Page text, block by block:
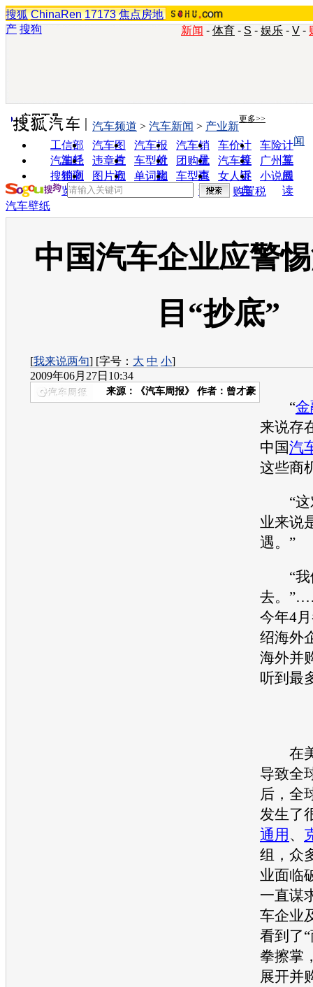
搜狐 ChinaRen 17173 焦点房地
产 搜狗 新闻 - 体育 - S - 娱乐 - V -
实用工具 更多>>
工信部
油耗
汽车图
片
汽车报
价
汽车销
量
车价计
算
车险计
算
汽车经
销商
违章查
询
车型对
比
团购优
惠
汽车投
诉
广州车
展
搜狗浏
览器
图片欣
赏
单词翻
车型查
询
女人宝
典
小说阅
读
汽车频道 > 汽车新闻 > 产业新
闻
购置税
汽车壁纸
中国汽车企业应警
目“抄底”
[我来说两句] [字号： 大 中 小]
2009年06月27日10:34
来源： 《汽车周报》 作者：曾才豪
“
来说存
中国汽
这些商
“这
业来说
遇。”
“我
去。
今年4
绍海外
海外并
听到最
在美
导致全
后，全
发生了
通用 、
组，众
业面临
一直谋
车企业
看到了
拳擦掌
展开并